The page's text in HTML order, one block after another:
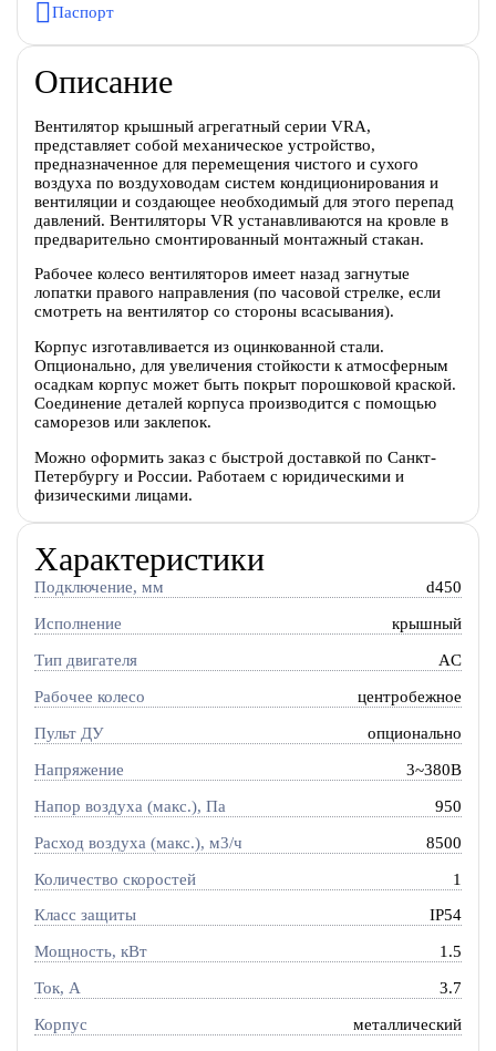
Паспорт
Описание
Вентилятор крышный агрегатный серии VRA,
представляет собой механическое устройство,
предназначенное для перемещения чистого и сухого
воздуха по воздуховодам систем кондиционирования и
вентиляции и создающее необходимый для этого перепад
давлений. Вентиляторы VR устанавливаются на кровле в
предварительно смонтированный монтажный стакан.
Рабочее колесо вентиляторов имеет назад загнутые
лопатки правого направления (по часовой стрелке, если
смотреть на вентилятор со стороны всасывания).
Корпус изготавливается из оцинкованной стали.
Опционально, для увеличения стойкости к атмосферным
осадкам корпус может быть покрыт порошковой краской.
Соединение деталей корпуса производится с помощью
саморезов или заклепок.
Можно оформить заказ с быстрой доставкой по Санкт-
Петербургу и России. Работаем с юридическими и
физическими лицами.
Характеристики
Подключение, мм d450
Исполнение крышный
Тип двигателя AC
Рабочее колесо центробежное
Пульт ДУ опционально
Напряжение 3~380В
Напор воздуха (макс.), Па 950
Расход воздуха (макс.), м3/ч 8500
Количество скоростей 1
Класс защиты IP54
Мощность, кВт 1.5
Ток, A 3.7
Корпус металлический